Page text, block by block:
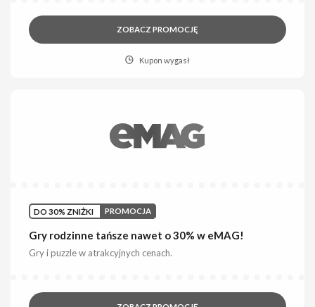
ZOBACZ PROMOCJĘ
Kupon wygasł
DO 30% ZNIŻKI PROMOCJA
Gry rodzinne tańsze nawet o 30% w eMAG!
Gry i puzzle w atrakcyjnych cenach.